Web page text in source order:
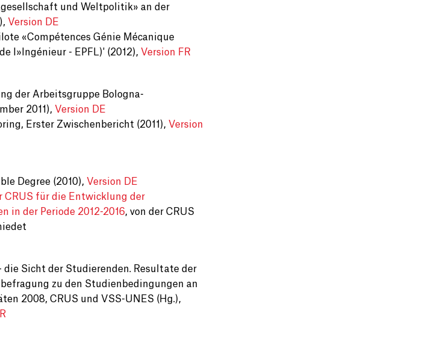
und Weltpolitik» an der
Version DE
«Compétences Génie Mécanique
l»Ingénieur - EPFL)' (2012), Version FR
der Arbeitsgruppe Bologna-
2011), Version DE
Erster Zwischenbericht (2011), Version
Degree (2010), Version DE
CRUS für die Entwicklung der
in der Periode 2012-2016, von der CRUS
die Sicht der Studierenden. Resultate der
zu den Studienbedingungen an
2008, CRUS und VSS-UNES (Hg.),